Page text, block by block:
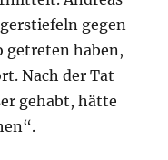
gegen
getreten haben,
Nach der Tat
gehabt, hätte